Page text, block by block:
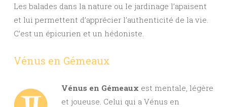
Les balades dans la nature ou le jardinage l’apaisent
et lui permettent d’apprécier l’authenticité de la vie.
C’est un épicurien et un hédoniste.
Vénus en Gémeaux
Vénus en Gémeaux est mentale, légère
et joueuse. Celui qui a Vénus en